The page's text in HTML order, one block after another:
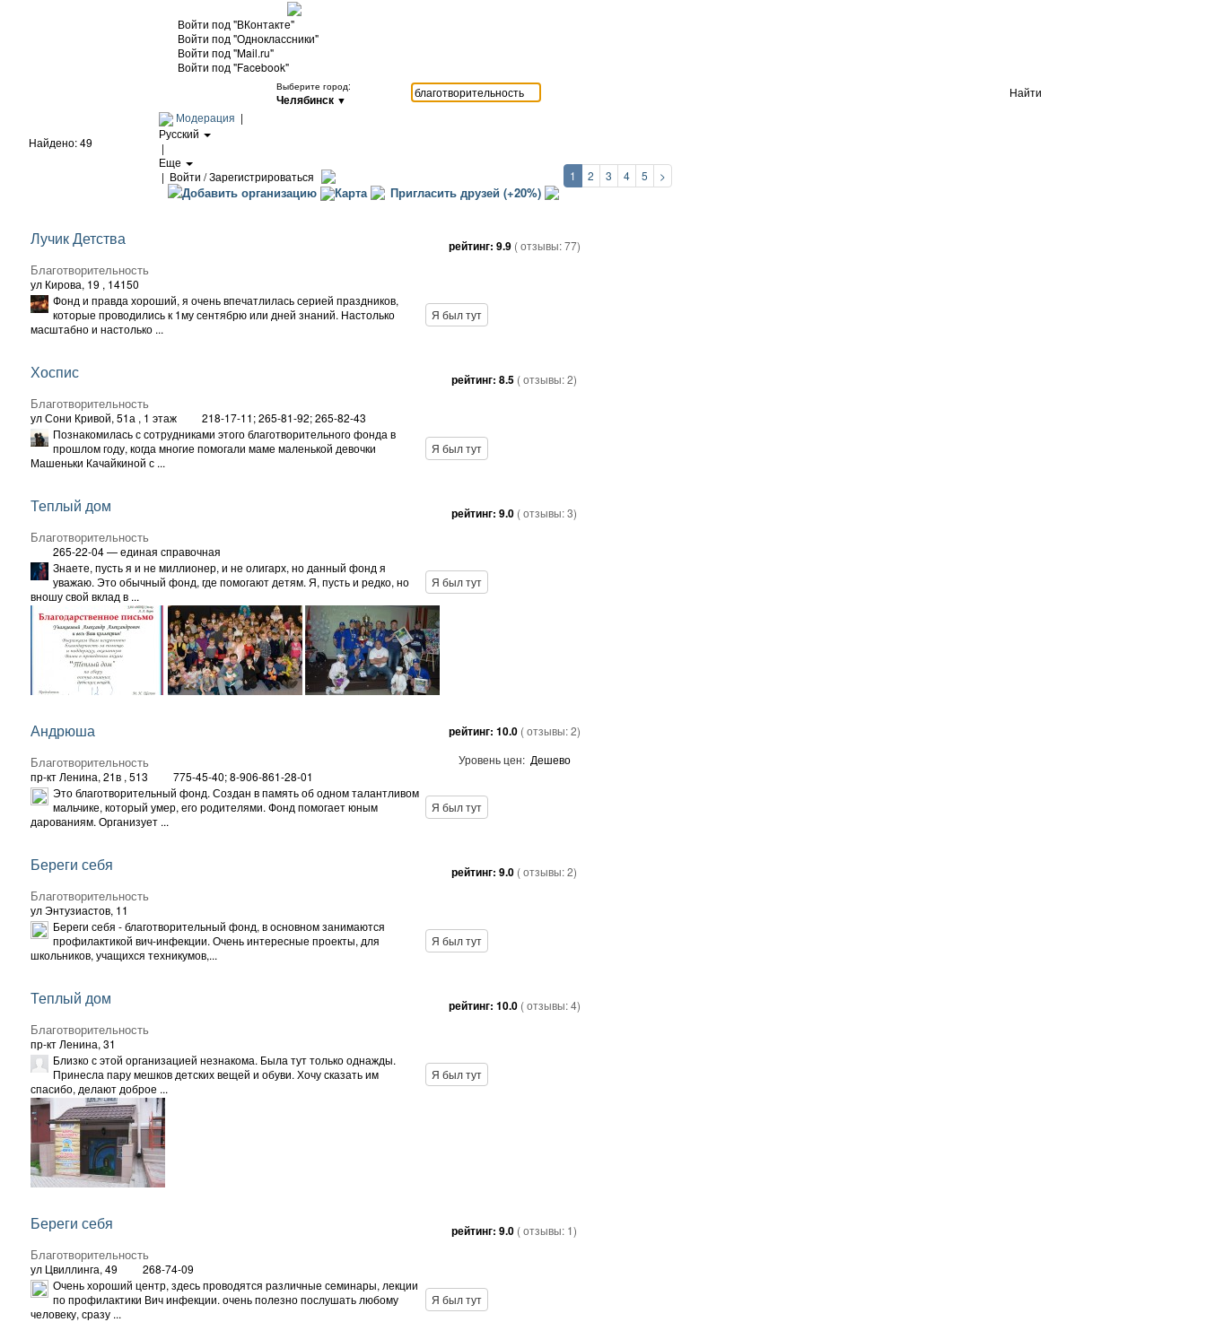
Войти под "ВКонтакте"
Войти под "Одноклассники"
Войти под "Mail.ru"
Войти под "Facebook"
Выберите город:
Челябинск ▼
Найти
Модерация |
Русский
|
Еще
| Войти / Зарегистрироваться
Добавить организацию Карта Пригласить друзей (+20%)
Найдено: 49
1 2 3 4 5 >
Лучик Детства
Благотворительность
ул Кирова, 19 , 14150
рейтинг: 9.9 ( отзывы:77)
Фонд и правда хороший, я очень впечатлилась серией праздников,
которые проводились к 1му сентябрю или дней знаний. Настолько
масштабно и настолько ...
Я был тут
Хоспис
Благотворительность
ул Сони Кривой, 51а , 1 этаж 218-17-11; 265-81-92; 265-82-43
рейтинг: 8.5 ( отзывы:2)
Познакомилась с сотрудниками этого благотворительного фонда в
прошлом году, когда многие помогали маме маленькой девочки
Машеньки Качайкиной с ...
Я был тут
Теплый дом
Благотворительность
265-22-04 — единая справочная
рейтинг: 9.0 ( отзывы:3)
Знаете, пусть я и не миллионер, и не олигарх, но данный фонд я
уважаю. Это обычный фонд, где помогают детям. Я, пусть и редко, но
вношу свой вклад в ...
Я был тут
Андрюша
Благотворительность
пр-кт Ленина, 21в , 513 775-45-40; 8-906-861-28-01
рейтинг: 10.0 ( отзывы:2)
Уровень цен: Дешево
Это благотворительный фонд. Создан в память об одном талантливом
мальчике, который умер, его родителями. Фонд помогает юным
дарованиям. Организует ...
Я был тут
Береги себя
Благотворительность
ул Энтузиастов, 11
рейтинг: 9.0 ( отзывы:2)
Береги себя - благотворительный фонд, в основном занимаются
профилактикой вич-инфекции. Очень интересные проекты, для
школьников, учащихся техникумов,...
Я был тут
Теплый дом
Благотворительность
пр-кт Ленина, 31
рейтинг: 10.0 ( отзывы:4)
Близко с этой организацией незнакома. Была тут только однажды.
Принесла пару мешков детских вещей и обуви. Хочу сказать им
спасибо, делают доброе ...
Я был тут
Береги себя
Благотворительность
ул Цвиллинга, 49 268-74-09
рейтинг: 9.0 ( отзывы: 1)
Очень хороший центр, здесь проводятся различные семинары, лекции
по профилактики Вич инфекции. очень полезно послушать любому
человеку, сразу ...
Я был тут